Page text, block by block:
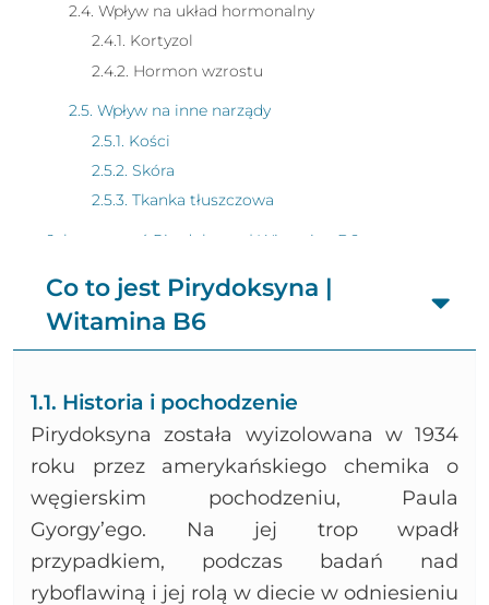
2.4. Wpływ na układ hormonalny
2.4.1. Kortyzol
2.4.2. Hormon wzrostu
2.5. Wpływ na inne narządy
2.5.1. Kości
2.5.2. Skóra
2.5.3. Tkanka tłuszczowa
Jak stosować Pirydoksyna | Witamina B6
Bibliografia
Co to jest Pirydoksyna |
Witamina B6
1.1. Historia i pochodzenie
Pirydoksyna została wyizolowana w 1934
roku przez amerykańskiego chemika o
węgierskim pochodzeniu, Paula
Gyorgy’ego. Na jej trop wpadł
przypadkiem, podczas badań nad
ryboflawiną i jej rolą w diecie w odniesieniu